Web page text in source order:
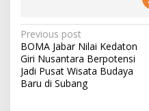
P
o
s
t
Previous post
BOMA Jabar Nilai Kedaton
Giri Nusantara Berpotensi
Jadi Pusat Wisata Budaya
Baru di Subang